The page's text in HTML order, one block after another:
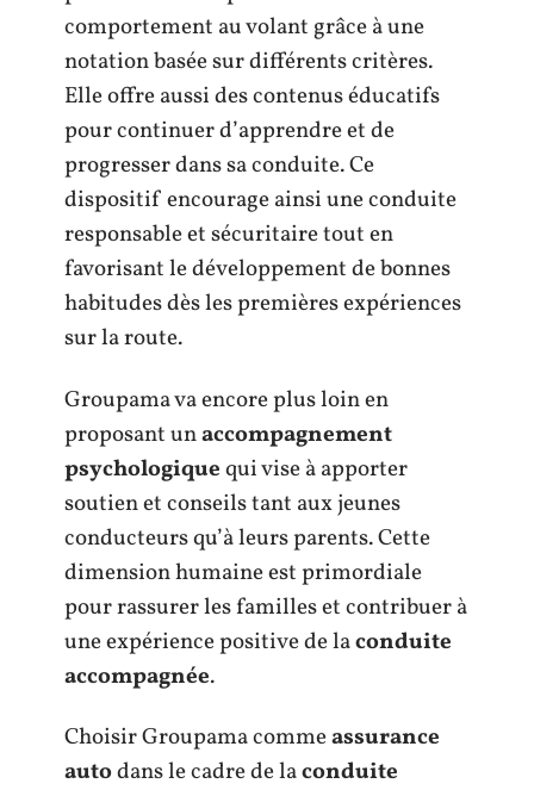
comportement au volant grâce à une
notation basée sur différents critères.
Elle offre aussi des contenus éducatifs
pour continuer d’apprendre et de
progresser dans sa conduite. Ce
dispositif encourage ainsi une conduite
responsable et sécuritaire tout en
favorisant le développement de bonnes
habitudes dès les premières expériences
sur la route.
Groupama va encore plus loin en
proposant unaccompagnement
psychologiquequi vise à apporter
soutien et conseils tant aux jeunes
conducteurs qu’à leurs parents. Cette
dimension humaine est primordiale
pour rassurer les familles et contribuer à
une expérience positive de laconduite
accompagnée.
Choisir Groupama commeassurance
autodans le cadre de laconduite